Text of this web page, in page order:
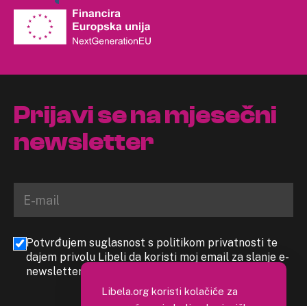
Prijavi se na mjesečni
newsletter
Potvrđujem suglasnost s politikom privatnosti te
dajem privolu Libeli da koristi moj email za slanje e-
newslettera
Libela.org koristi kolačiće za